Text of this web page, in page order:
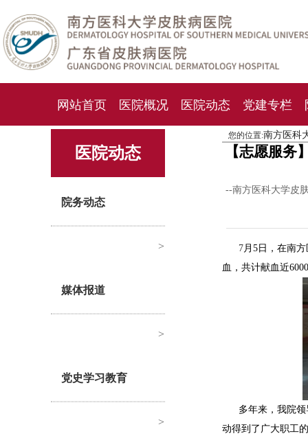
网站首页 医院概况 医院动态 党建专栏
化妆品检测中心 就诊指南 人才
医院动态
院务动态
>
媒体报道
>
党史学习教育
>
您的位置:南方医科
【志愿服
--南方医科大学皮
7月5 日，在南
血，共计献血近
多年来，我院
动得到了广大职工